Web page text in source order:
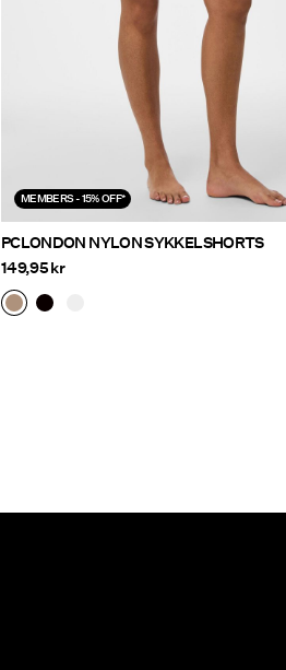
MEMBERS - 15% OFF*
PCLONDON NYLON SYKKELSHORTS
149,95 kr